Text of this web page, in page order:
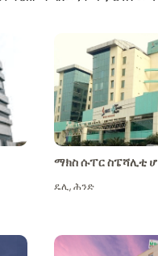
ማክስ ሱፐር ስፔሻሊቲ
ዴሊ,ሕንድ